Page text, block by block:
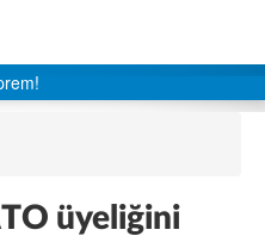
üyeliğini